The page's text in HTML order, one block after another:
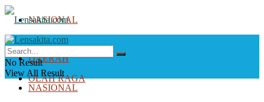
NASIONAL
DUNIA
OLAH RAGA
DAERAH
NASIONAL
No Result
View All Result